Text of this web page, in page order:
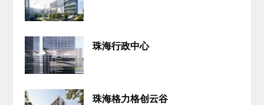
珠海行政中心
珠海格力格创云谷